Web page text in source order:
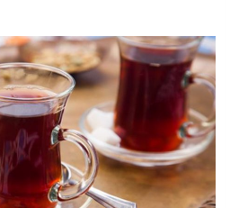
سيل الخير يروي ملاعب الكوكب